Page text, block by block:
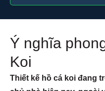
Ý nghĩa
Koi
Thiết kế hồ cá koi đang